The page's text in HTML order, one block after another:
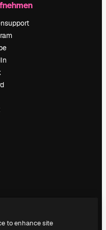
to enhance site